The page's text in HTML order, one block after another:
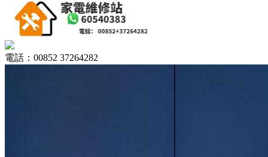
電話：00852 37264282